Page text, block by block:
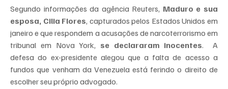
Segundo informações da agência Reuters, Maduro e sua
esposa, Cilia Flores, capturados pelos Estados Unidos em
janeiro e que respondem a acusações de narcoterrorismo em
tribunal em Nova York, se declararam inocentes.  A
defesa do ex-presidente alegou que a falta de acesso a
fundos que venham da Venezuela está ferindo o direito de
escolher seu próprio advogado.